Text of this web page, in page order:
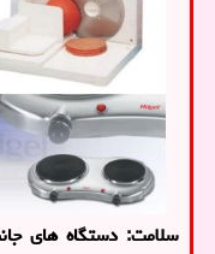
سلامت: دستگاه های